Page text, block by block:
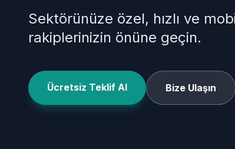
Sektörünüze özel, hızlı ve
rakiplerinizin önüne geçin.
Ücretsiz Teklif Al Bize Ulaşın